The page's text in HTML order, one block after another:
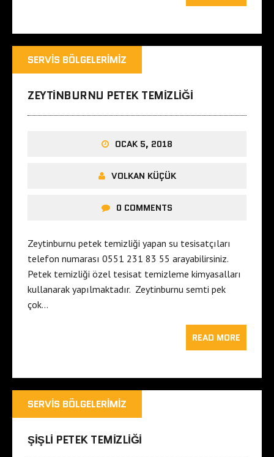
SERVIS BÖLGELERIMIZ
ZEYTINBURNU PETEK TEMIZLIĞI
OCAK 5, 2018
VOLKAN KÜÇÜK
0 COMMENTS
Zeytinburnu petek temizliği yapan su tesisatçıları
telefon numarası 0551 231 83 55 arayabilirsiniz.
Petek temizliği özel tesisat temizleme kimyasalları
kullanarak yapılmaktadır. Zeytinburnu semti pek
çok…
READ MORE
SERVIS BÖLGELERIMIZ
ŞIŞLI PETEK TEMIZLIĞI